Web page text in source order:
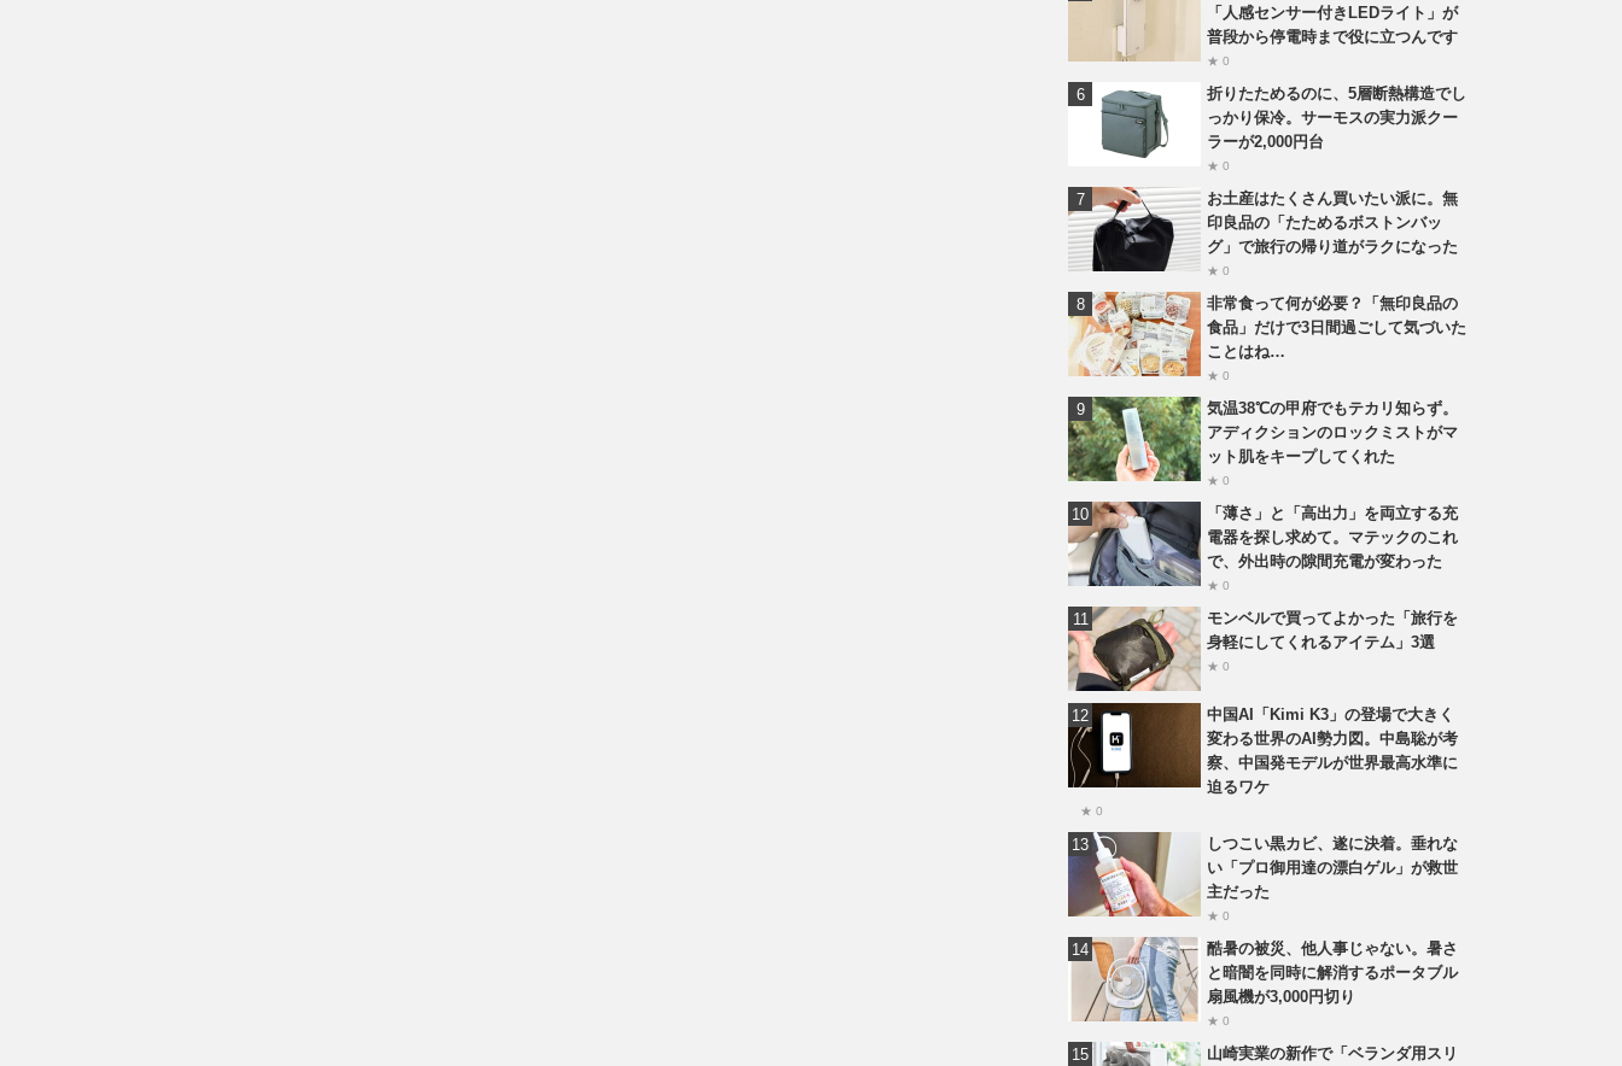
「人感センサー付きLEDライト」が
普段から停電時まで役に立つんです
★ 0
折りたためるのに、5層断熱構造でし
っかり保冷。サーモスの実力派クー
ラーが2,000円台
★ 0
お土産はたくさん買いたい派に。無
印良品の「たためるボストンバッ
グ」で旅行の帰り道がラクになった
★ 0
非常食って何が必要？「無印良品の
食品」だけで3日間過ごして気づいた
ことはね…
★ 0
気温38℃の甲府でもテカリ知らず。
アディクションのロックミストがマ
ット肌をキープしてくれた
★ 0
「薄さ」と「高出力」を両立する充
電器を探し求めて。マテックのこれ
で、外出時の隙間充電が変わった
★ 0
モンベルで買ってよかった「旅行を
身軽にしてくれるアイテム」3選
★ 0
中国AI「Kimi K3」の登場で大きく
変わる世界のAI勢力図。中島聡が考
察、中国発モデルが世界最高水準に
迫るワケ
★ 0
しつこい黒カビ、遂に決着。垂れな
い「プロ御用達の漂白ゲル」が救世
主だった
★ 0
酷暑の被災、他人事じゃない。暑さ
と暗闇を同時に解消するポータブル
扇風機が3,000円切り
★ 0
山崎実業の新作で「ベランダ用スリ